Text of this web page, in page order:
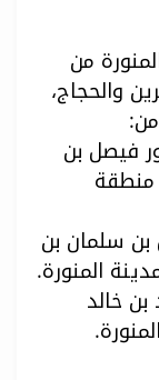
من
والحجاج،
فيصل بن
منطقة
بن سلمان بن
المنورة.
خالد